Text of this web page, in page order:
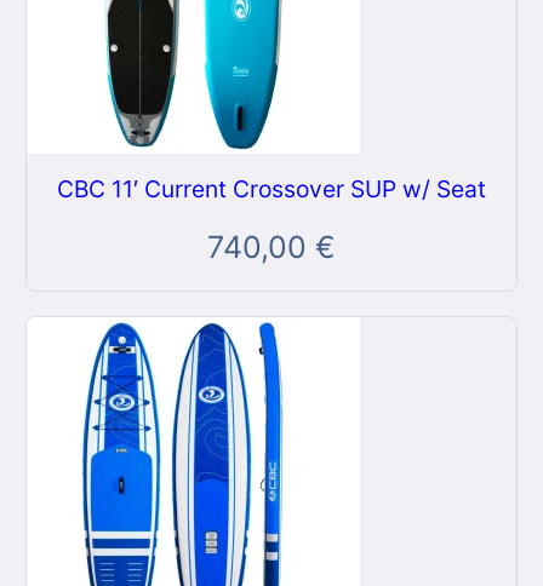
CBC 11′ Current Crossover SUP w/ Seat
740,00 €